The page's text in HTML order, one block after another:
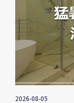
2026-08-05